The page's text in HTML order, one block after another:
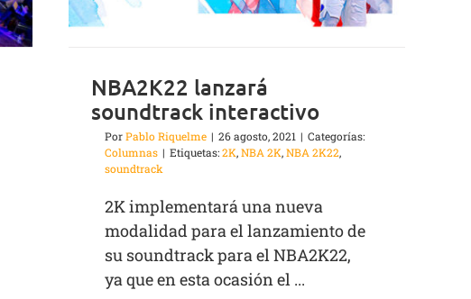
NBA2K22 lanzará
soundtrack interactivo
PorPablo Riquelme | 26 agosto, 2021 | Categorías:
Columnas | Etiquetas:2K,NBA 2K,NBA 2K22,
soundtrack
2K implementará una nueva
modalidad para el lanzamiento de
su soundtrack para el NBA2K22,
ya que en esta ocasión el ...